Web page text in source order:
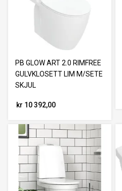
PB GLOW ART 2.0 RIMFREE
GULVKLOSETT LIM M/SETE
SKJUL
kr 10 392,00